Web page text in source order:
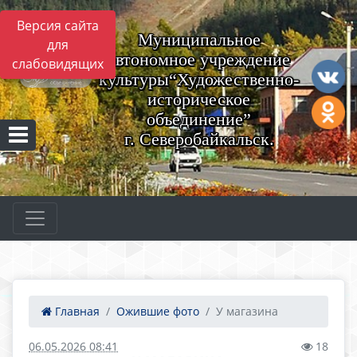
Версия сайта
для
слабовидящих
Муниципальное
автономное учреждение
культуры“Художественно-
историческое
объединение”
г. Северобайкальск.
Главная Ожившие фото У магазина
06.05.2026 08:41 18